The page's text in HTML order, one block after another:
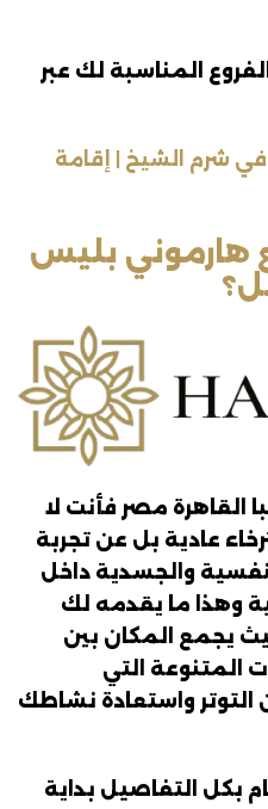
المناسبة لك عبر
شرم الشيخ | إقامة
هارموني بليس
مصر فأنت لا
عادية بل عن تجربة
والجسدية داخل
وهذا ما يقدمه لك
يجمع المكان بين
المتنوعة التي
واستعادة نشاطك
بكل التفاصيل بداية